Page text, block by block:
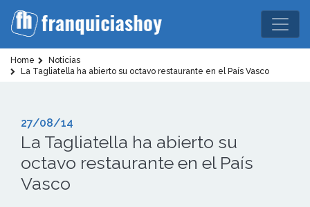
Home
Noticias
La Tagliatella ha abierto su octavo restaurante en el País Vasco
27/08/14
La Tagliatella ha abierto su
octavo restaurante en el País
Vasco